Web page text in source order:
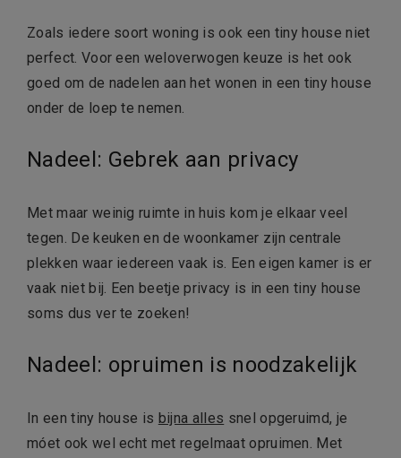
Zoals iedere soort woning is ook een tiny house niet
perfect. Voor een weloverwogen keuze is het ook
goed om de nadelen aan het wonen in een tiny house
onder de loep te nemen.
Nadeel: Gebrek aan privacy
Met maar weinig ruimte in huis kom je elkaar veel
tegen. De keuken en de woonkamer zijn centrale
plekken waar iedereen vaak is. Een eigen kamer is er
vaak niet bij. Een beetje privacy is in een tiny house
soms dus ver te zoeken!
Nadeel: opruimen is noodzakelijk
In een tiny house is bijna alles snel opgeruimd, je
móet ook wel echt met regelmaat opruimen. Met